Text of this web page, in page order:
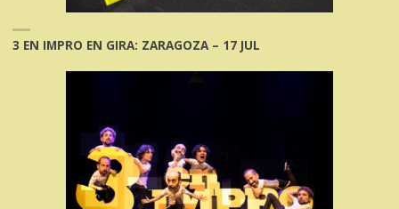
3 EN IMPRO EN GIRA: ZARAGOZA – 17 JUL